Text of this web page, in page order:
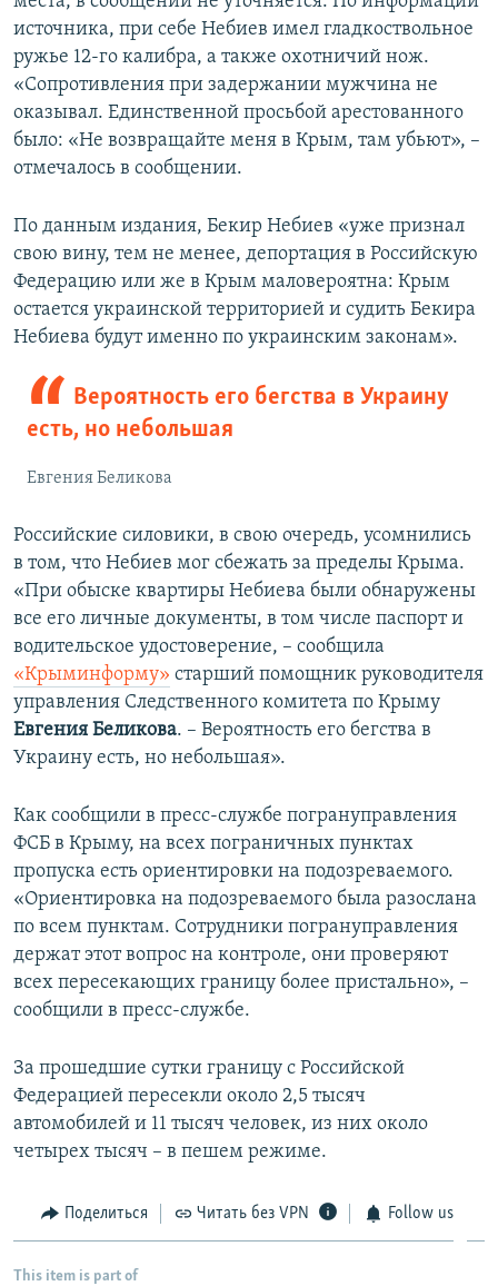
источника, при себе Небиев имел гладкоствольное
ружье 12-го калибра, а также охотничий нож.
«Сопротивления при задержании мужчина не
оказывал. Единственной просьбой арестованного
было: «Не возвращайте меня в Крым, там убьют», –
отмечалось в сообщении.
По данным издания, Бекир Небиев «уже признал
свою вину, тем не менее, депортация в Российскую
Федерацию или же в Крым маловероятна: Крым
остается украинской территорией и судить Бекира
Небиева будут именно по украинским законам».
Вероятность его бегства в Украину
есть, но небольшая
Евгения Беликова
Российские силовики, в свою очередь, усомнились
в том, что Небиев мог сбежать за пределы Крыма.
«При обыске квартиры Небиева были обнаружены
все его личные документы, в том числе паспорт и
водительское удостоверение, – сообщила
«Крыминформу» старший помощник руководителя
управления Следственного комитета по Крыму
Евгения Беликова. – Вероятность его бегства в
Украину есть, но небольшая».
Как сообщили в пресс-службе погрануправления
ФСБ в Крыму, на всех пограничных пунктах
пропуска есть ориентировки на подозреваемого.
«Ориентировка на подозреваемого была разослана
по всем пунктам. Сотрудники погрануправления
держат этот вопрос на контроле, они проверяют
всех пересекающих границу более пристально», –
сообщили в пресс-службе.
За прошедшие сутки границу с Российской
Федерацией пересекли около 2,5 тысяч
автомобилей и 11 тысяч человек, из них около
четырех тысяч – в пешем режиме.
Поделиться Читать без VPN Follow us
This item is part of